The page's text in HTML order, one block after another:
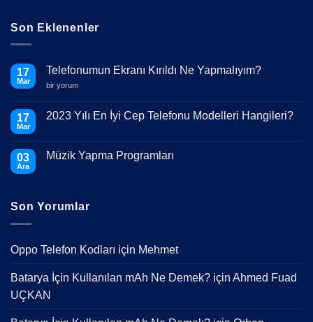
Son Eklenenler
17
Mar
Telefonumun Ekranı Kırıldı Ne Yapmalıyım?
Telefonumun
Ne
Yapmalıyım?
bir yorum
17
Mar
2023 Yılı En İyi Cep Telefonu Modelleri Hangileri?
Yılı
Modelleri
Hangileri?
03
Ara
Müzik Yapma Programları
Programları
Son Yorumlar
Oppo Telefon Kodları için Mehmet
Batarya İçin Kullanılan mAh Ne Demek? için Ahmed Fuad
UÇKAN